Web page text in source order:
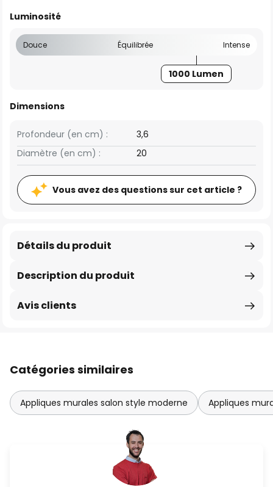
Luminosité
Douce Équilibrée Intense
1000 Lumen
Dimensions
Profondeur (en cm) :
3,6
Diamètre (en cm) :
20
Vous avez des questions sur cet article ?
Description du produit
Détails du produit
Avis clients
Catégories similaires
Appliques murales salon style moderne Appliques